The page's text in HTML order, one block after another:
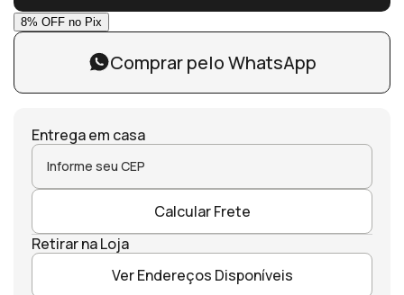
Comprar pelo WhatsApp
Entrega em casa
Calcular Frete
Retirar na Loja
Ver Endereços Disponíveis